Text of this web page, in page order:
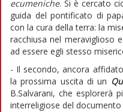
ecumeniche. Si è cercato
guida del pontificato di
con la cura della terra: la
racchiusa nel meraviglioso
ad essere egli stesso
- Il secondo, ancora affidato
la prossima uscita di un
B.Salvarani, che esplorerà
interreligiose del